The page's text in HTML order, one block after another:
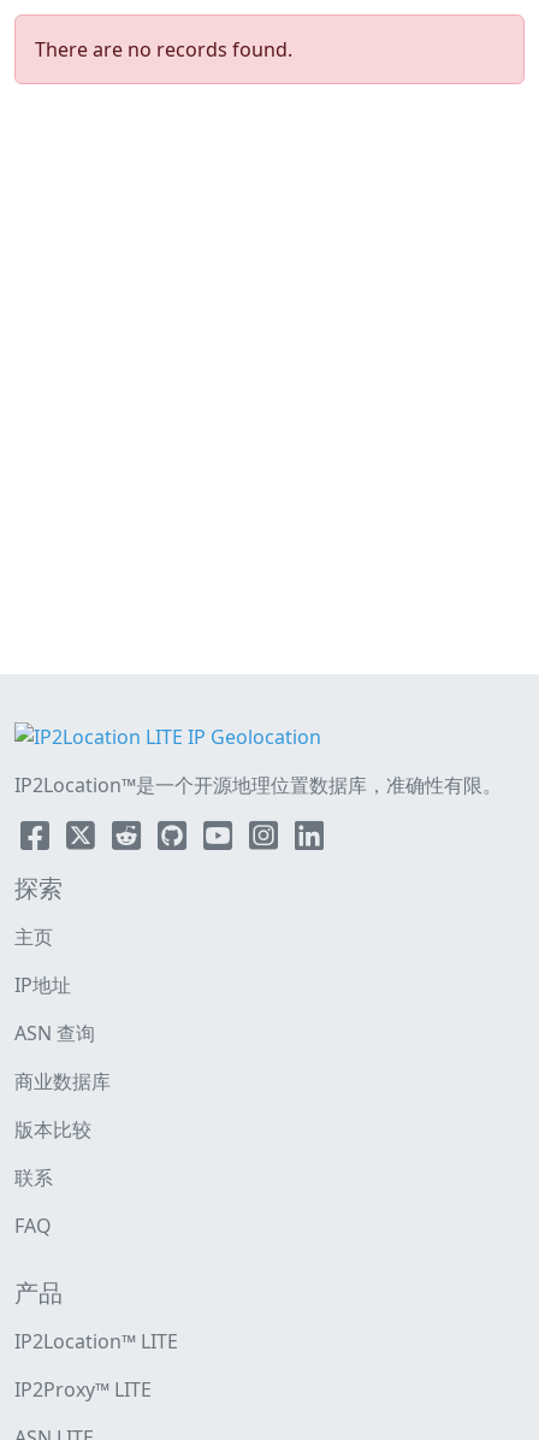
There are no records found.
IP2Location™是一个开源地理位置数据库，准确性有限。
探索
主页
IP地址
ASN 查询
商业数据库
版本比较
联系
FAQ
产品
IP2Location™ LITE
IP2Proxy™ LITE